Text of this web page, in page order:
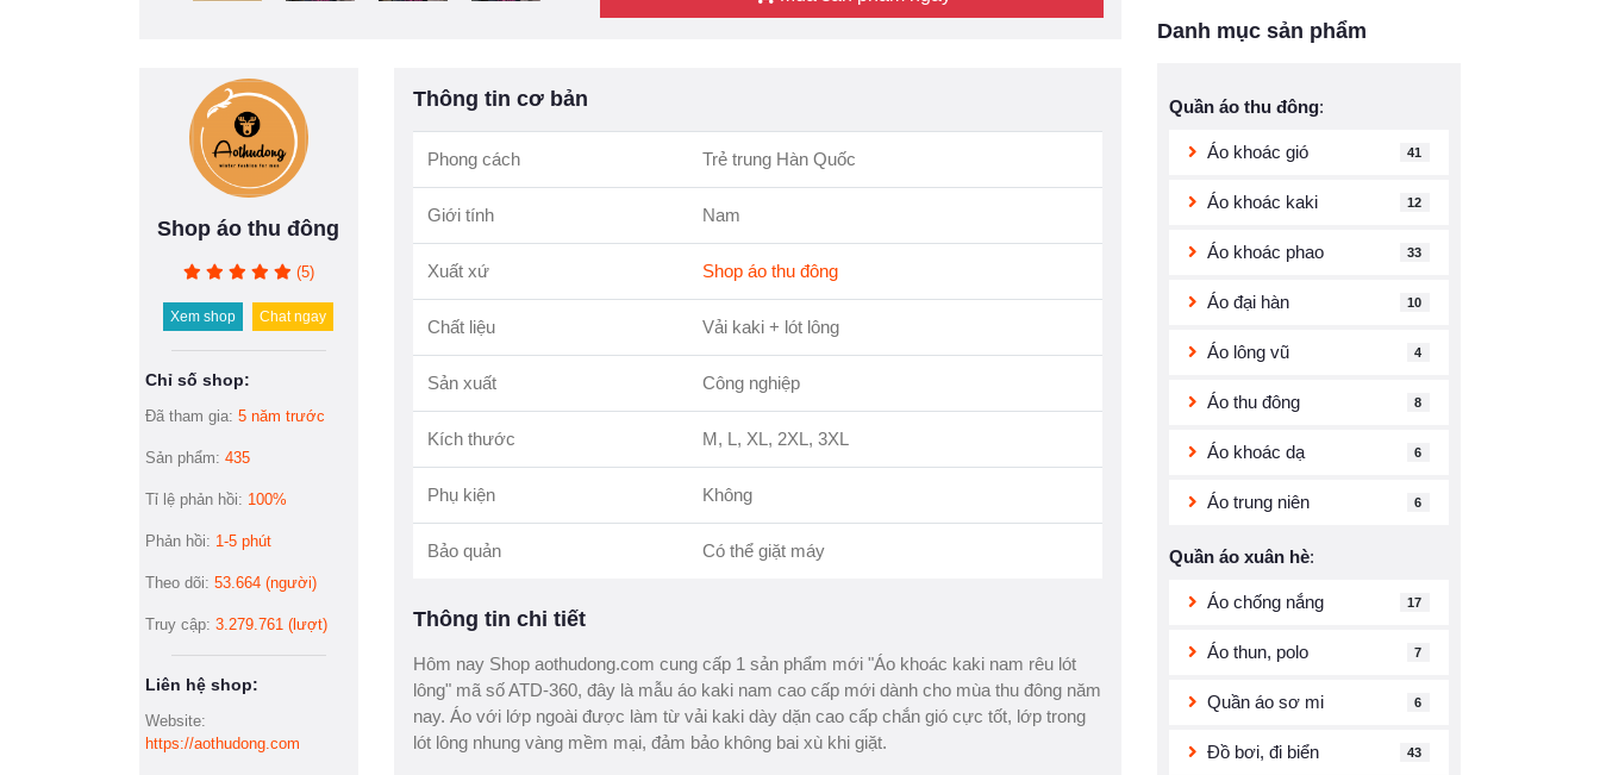
Shop áo thu đông
(5)
Xem shop Chat ngay
Chỉ số shop:
Đã tham gia: 5 năm trước
Sản phẩm: 435
Tỉ lệ phản hồi: 100%
Phản hồi: 1-5 phút
Theo dõi: 53.664 (người)
Truy cập: 3.279.761 (lượt)
Liên hệ shop:
Website:
https://aothudong.com
Thông tin cơ bản
Phong cách Trẻ trung Hàn Quốc
Giới tính Nam
Xuất xứ Shop áo thu đông
Chất liệu Vải kaki + lót lông
Sản xuất Công nghiệp
Kích thước M, L, XL, 2XL, 3XL
Phụ kiện Không
Bảo quản Có thể giặt máy
Thông tin chi tiết
Hôm nay Shop aothudong.com cung cấp 1 sản phẩm mới "Áo khoác kaki nam rêu lót
lông" mã số ATD-360, đây là mẫu áo kaki nam cao cấp mới dành cho mùa thu đông năm
nay. Áo với lớp ngoài được làm từ vải kaki dày dặn cao cấp chắn gió cực tốt, lớp trong
lót lông nhung vàng mềm mại, đảm bảo không bai xù khi giặt.
Danh mục sản phẩm
Quần áo thu đông:
Áo khoác gió 41
Áo khoác kaki 12
Áo khoác phao 33
Áo đại hàn 10
Áo lông vũ 4
Áo thu đông 8
Áo khoác dạ 6
Áo trung niên 6
Quần áo xuân hè:
Áo chống nắng 17
Áo thun, polo 7
Quần áo sơ mi 6
Đồ bơi, đi biển 43